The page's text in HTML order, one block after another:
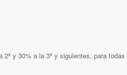
2ª y 30% a la 3ª y siguientes, para todas